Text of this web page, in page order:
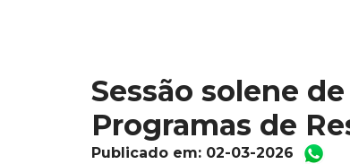
Sessão solene
Programas de
Publicado em: 02-03-2026